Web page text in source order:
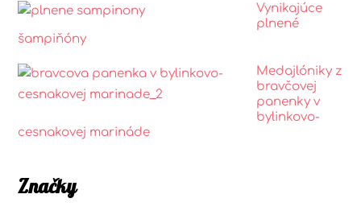
Vynikajúce
plnené
šampiňóny
Medajlóniky z
bravčovej
panenky v
bylinkovo-
cesnakovej marináde
Značky